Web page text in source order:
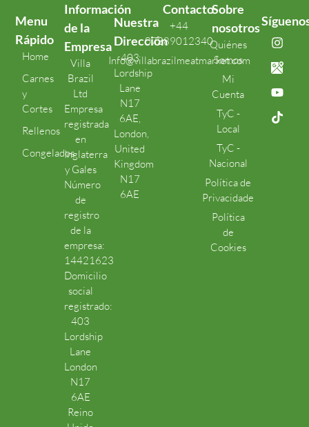
Menu
Rápido
Home
Carnes
y
Cortes
Rellenos
Congelados
Información
de la
Empresa
Villa
Brazil
Ltd
Empresa
registrada
en
Inglaterra
y Gales
Número
de
registro
de la
empresa:
14421623
Domicilio
social
registrado:
403
Lordship
Lane
London
N17
6AE
Reino
Nuestra
Dirección
403
Lordship
Lane
N17
6AE,
London,
United
Kingdom
N17
6AE
Contacto
+44
07389012340
Info@villabrazilmeatmarket.com
Sobre
nosotros
Quiénes
Somos
Mi
Cuenta
TyC -
Local
TyC -
Nacional
Política de
Privacidade
Política
de
Cookies